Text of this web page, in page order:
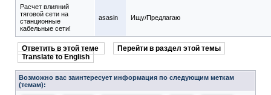
Расчет влияний
тяговой сети на
станционные
кабельные сети!
asasin Ищу/Предлагаю
Ответить в этой теме
Перейти в раздел этой темы
Translate to English
Возможно вас заинтересует информация по следующим меткам
(темам):